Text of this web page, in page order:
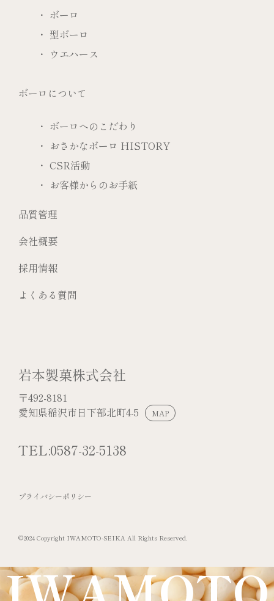
ボーロ
型ボーロ
ウエハース
ボーロについて
ボーロへのこだわり
おさかなボーロ HISTORY
CSR活動
お客様からのお手紙
品質管理
会社概要
採用情報
よくある質問
岩本製菓株式会社
〒492-8181
愛知県稲沢市日下部北町4-5
MAP
TEL:0587-32-5138
プライバシーポリシー
©2024 Copyright IWAMOTO-SEIKA All Rights Reserved.